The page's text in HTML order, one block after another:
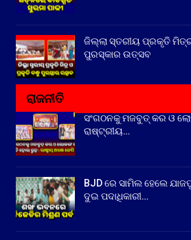
ଜିଲ୍ଲା ସ୍ତରୀୟ ପ୍ରକୃତି
ପୁରସ୍କାର ଉତ୍ସବ
ରାଜନୀତି
ସଂଗଠନକୁ ମଜବୁତ୍ କର ଓ
ରାଷ୍ଟ୍ରୀୟ…
BJD ରେ ସାମିଲ ହେଲେ
ଦୁଇ ପଦାଧିକାରୀ…